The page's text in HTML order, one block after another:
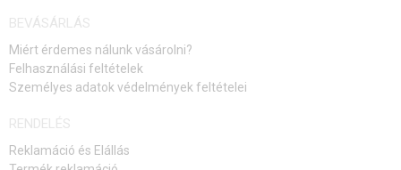
BEVÁSÁRLÁS
Miért érdemes nálunk vásárolni?
Felhasználási feltételek
Személyes adatok védelmények feltételei
RENDELÉS
Reklamáció és Elállás